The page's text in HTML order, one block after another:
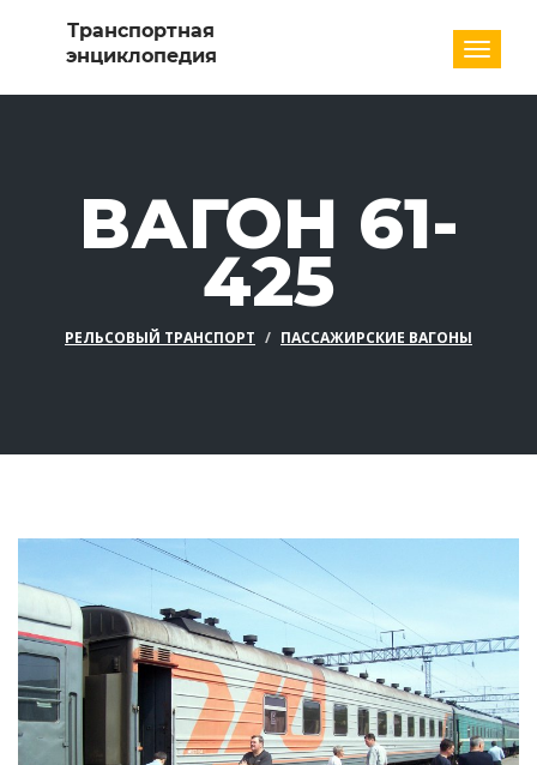
ВАГОН 61-
425
РЕЛЬСОВЫЙ ТРАНСПОРТ ПАССАЖИРСКИЕ ВАГОНЫ